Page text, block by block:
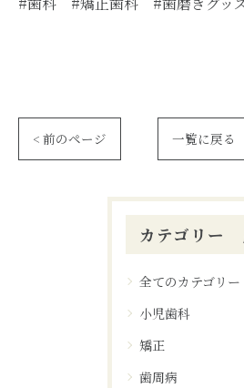
< 前のページ 一覧に戻る
カテゴリー
全てのカテゴリー
小児歯科
矯正
歯周病